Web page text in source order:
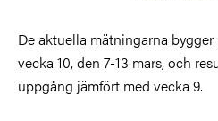
De aktuella mätningarna
vecka 10, den 7-13 mars, och
uppgång jämfört med vecka 9.